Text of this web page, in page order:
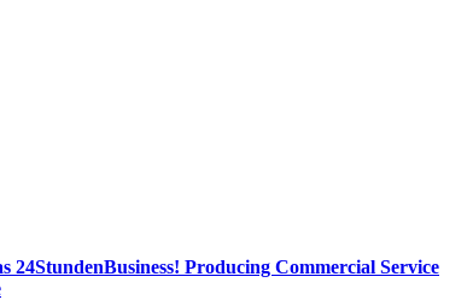
24StundenBusiness! Producing Commercial Service